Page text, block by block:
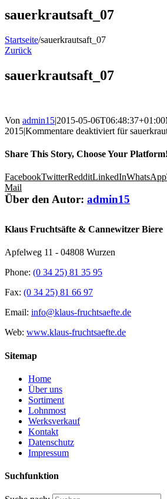
sauerkrautsaft_07
Startseite/sauerkrautsaft_07
Zurück
sauerkrautsaft_07
Von admin15|2015-05-06T06:48:37+01:00
2015|Kommentare deaktiviert für
Share This Story, Choose Your Platform!
FacebookTwitterRedditLinkedInWhatsApp
Mail
Über den Autor: admin15
Klaus Fruchtsäfte & Cannewitzer Biere
Apfelweg 11 - 04808 Wurzen
Phone: (0 34 25) 81 35 95
Fax: (0 34 25) 81 66 97
Email: info@klaus-fruchtsaefte.de
Web: www.klaus-fruchtsaefte.de
Sitemap
Home
Über uns
Sortiment
Lohnmost
Werksverkauf
Kontakt
Datenschutz
Impressum
Suchfunktion